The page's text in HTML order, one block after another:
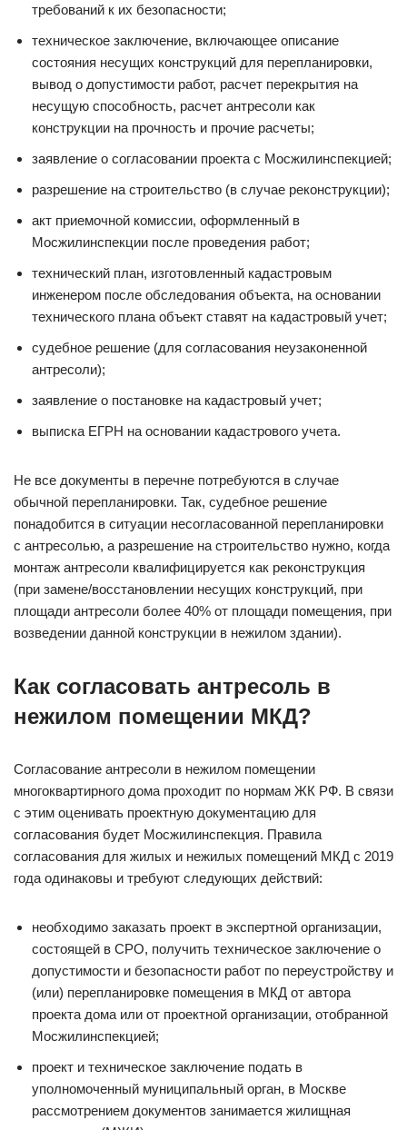
требований к их безопасности;
техническое заключение, включающее описание
состояния несущих конструкций для перепланировки,
вывод о допустимости работ, расчет перекрытия на
несущую способность, расчет антресоли как
конструкции на прочность и прочие расчеты;
заявление о согласовании проекта с Мосжилинспекцией;
разрешение на строительство (в случае реконструкции);
акт приемочной комиссии, оформленный в
Мосжилинспекции после проведения работ;
технический план, изготовленный кадастровым
инженером после обследования объекта, на основании
технического плана объект ставят на кадастровый учет;
судебное решение (для согласования неузаконенной
антресоли);
заявление о постановке на кадастровый учет;
выписка ЕГРН на основании кадастрового учета.
Не все документы в перечне потребуются в случае
обычной перепланировки. Так, судебное решение
понадобится в ситуации несогласованной перепланировки
с антресолью, а разрешение на строительство нужно, когда
монтаж антресоли квалифицируется как реконструкция
(при замене/восстановлении несущих конструкций, при
площади антресоли более 40% от площади помещения, при
возведении данной конструкции в нежилом здании).
Как согласовать антресоль в
нежилом помещении МКД?
Согласование антресоли в нежилом помещении
многоквартирного дома проходит по нормам ЖК РФ. В связи
с этим оценивать проектную документацию для
согласования будет Мосжилинспекция. Правила
согласования для жилых и нежилых помещений МКД с 2019
года одинаковы и требуют следующих действий:
необходимо заказать проект в экспертной организации,
состоящей в СРО, получить техническое заключение о
допустимости и безопасности работ по переустройству и
(или) перепланировке помещения в МКД от автора
проекта дома или от проектной организации, отобранной
Мосжилинспекцией;
проект и техническое заключение подать в
уполномоченный муниципальный орган, в Москве
рассмотрением документов занимается жилищная